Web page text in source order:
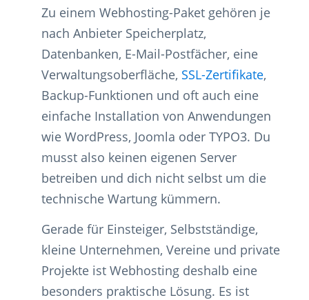
Zu einem Webhosting-Paket gehören je
nach Anbieter Speicherplatz,
Datenbanken, E-Mail-Postfächer, eine
Verwaltungsoberfläche, SSL-Zertifikate,
Backup-Funktionen und oft auch eine
einfache Installation von Anwendungen
wie WordPress, Joomla oder TYPO3. Du
musst also keinen eigenen Server
betreiben und dich nicht selbst um die
technische Wartung kümmern.
Gerade für Einsteiger, Selbstständige,
kleine Unternehmen, Vereine und private
Projekte ist Webhosting deshalb eine
besonders praktische Lösung. Es ist